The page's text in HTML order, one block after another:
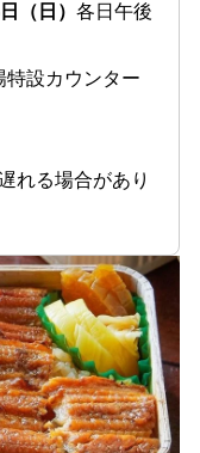
（日） 各日午後
設カウンター
れる場合があり